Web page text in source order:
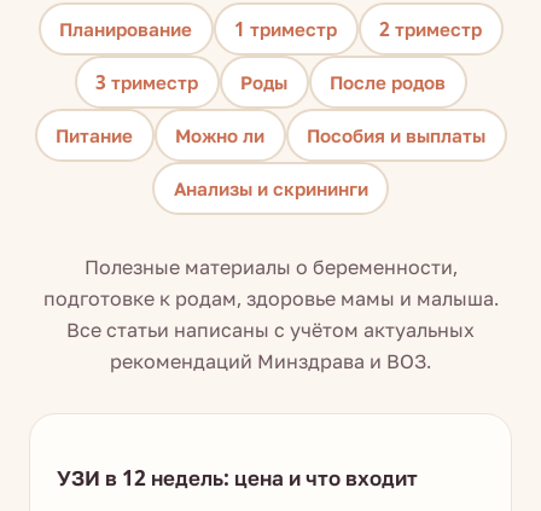
Планирование 1 триместр 2 триместр
3 триместр Роды После родов
Питание Можно ли Пособия и выплаты
Анализы и скрининги
Полезные материалы о беременности,
подготовке к родам, здоровье мамы и малыша.
Все статьи написаны с учётом актуальных
рекомендаций Минздрава и ВОЗ.
УЗИ в 12 недель: цена и что входит